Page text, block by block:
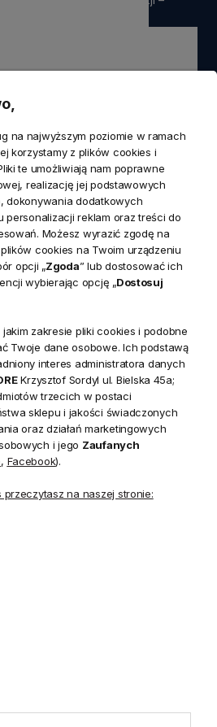
celach marketingowych.
Showroom
ul. Bielska 45a,
43-356 Bujaków
W okresie wakacyjnym od
20 czerwca do 31 sierpnia
2026 r. showroom będzie
zamknięty w soboty. W dni
robocze showroom
pozostaje otwarty bez
na najwyższym poziomie w ramach
korzystamy z plików cookies i
te umożliwiają nam poprawne
realizację jej podstawowych
dokonywania dodatkowych
personalizacji reklam oraz treści do
Możesz wyrazić zgodę na
cookies na Twoim urządzeniu
opcji „Zgoda” lub dostosować ich
wybierając opcję „Dostosuj
zakresie pliki cookies i podobne
Twoje dane osobowe. Ich podstawą
interes administratora danych
Krzysztof Sordyl ul. Bielska 45a;
trzecich w postaci
sklepu i jakości świadczonych
oraz działań marketingowych
i jego Zaufanych
, Facebook).
na naszej stronie: